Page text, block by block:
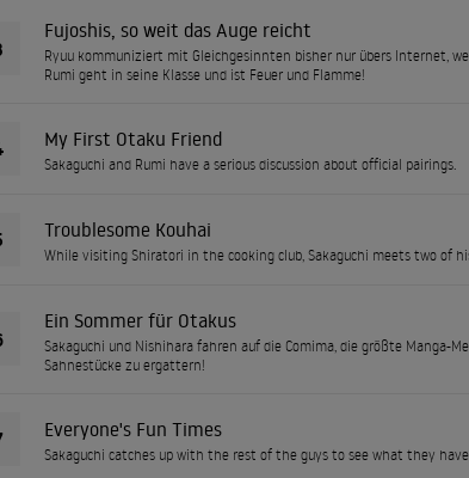
Fujoshis, so weit das Auge reicht
Ryuu kommuniziert mit Gleichgesinnten bisher nur übers Internet,
Rumi geht in seine Klasse und ist Feuer und Flamme!
My First Otaku Friend
Sakaguchi and Rumi have a serious discussion about official pairings.
Troublesome Kouhai
While visiting Shiratori in the cooking club, Sakaguchi meets two of
Ein Sommer für Otakus
Sakaguchi und Nishihara fahren auf die Comima, die größte Manga-
Sahnestücke zu ergattern!
Everyone's Fun Times
Sakaguchi catches up with the rest of the guys to see what they